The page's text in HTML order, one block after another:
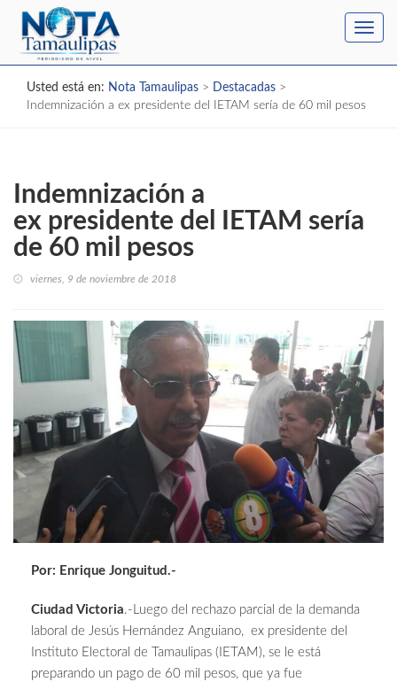
Usted está en: Nota Tamaulipas > Destacadas >
Indemnización a ex presidente del IETAM sería de 60 mil pesos
Indemnización a
ex presidente del IETAM sería
de 60 mil pesos
viernes, 9 de noviembre de 2018
Por: Enrique Jonguitud.-
Ciudad Victoria.-Luego del rechazo parcial de la demanda
laboral de Jesús Hernández Anguiano, ex presidente del
Instituto Electoral de Tamaulipas (IETAM), se le está
preparando un pago de 60 mil pesos, que ya fue